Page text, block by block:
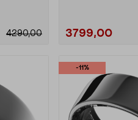
4290,00 3799,00
-11%